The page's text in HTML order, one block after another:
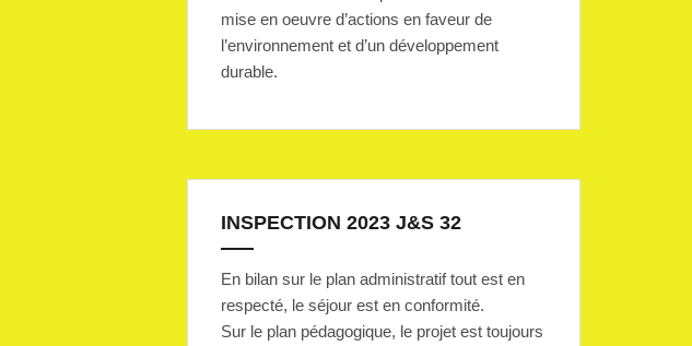
mise en oeuvre d’actions en faveur de
l’environnement et d’un développement
durable.
INSPECTION 2023 J&S 32
En bilan sur le plan administratif tout est en
respecté, le séjour est en conformité.
Sur le plan pédagogique, le projet est toujours